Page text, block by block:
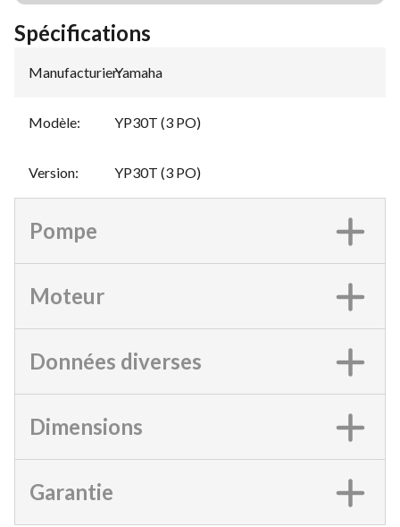
Spécifications
Manufacturier:
Yamaha
Modèle: YP30T (3 PO)
Version: YP30T (3 PO)
Pompe
Moteur
Données diverses
Dimensions
Garantie